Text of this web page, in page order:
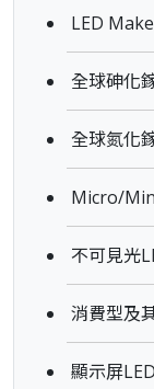
LED
全球砷化
全球氮化
Micro/
不可見光
消費型及
顯示屏